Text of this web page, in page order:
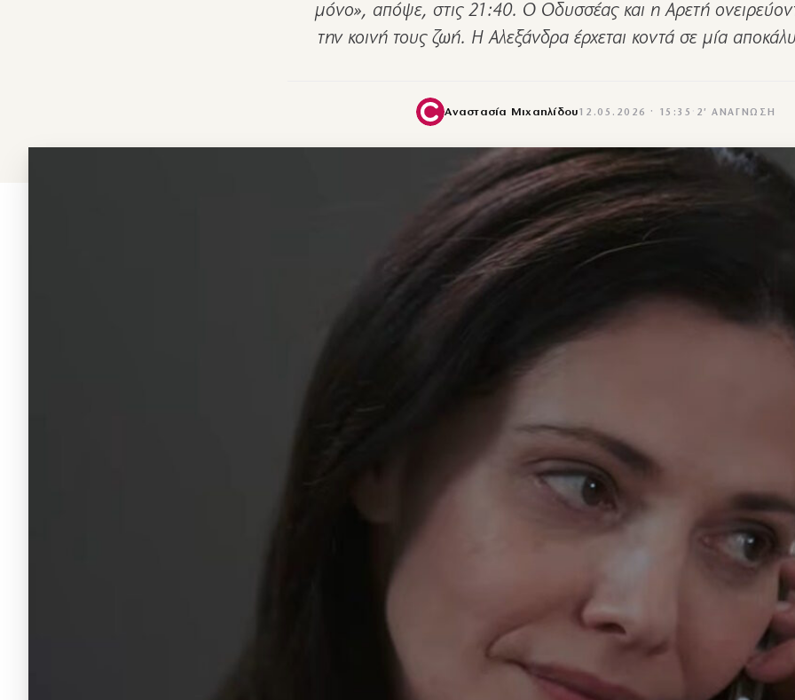
μόνο», απόψε, στις 21:40. Ο Οδυσσέας και η Αρετή
την κοινή τους ζωή. Η Αλεξάνδρα έρχεται κοντά σε μία
Αναστασία Μιχαηλίδου12.05.2026 · 15:35 · 2′ ΑΝΆΓΝΩΣΗ